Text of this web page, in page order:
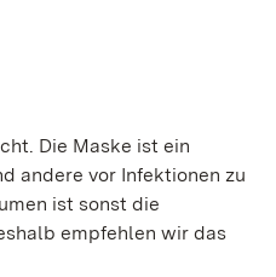
Die Maske ist ein
andere vor Infektionen zu
ist sonst die
empfehlen wir das